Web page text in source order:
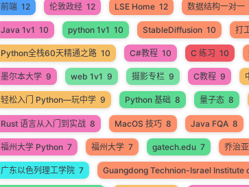
前端 12 伦敦政经 12 LSE Home 12 数据结构一对一
Java 1v1 10 python 1v1 10 StableDiffusion 10 打
Python全栈60天精通之路 10 C#教程 10 C 练习 10
墨尔本大学 9 web 1v1 9 摄影专栏 9 C教程 9
轻松入门 Python—玩中学 9 Python 基础 8 量子态 8
Rust 语言从入门到实战 8 MacOS 技巧 8 Java FQA 8
福州大学 Python 7 福州大学 7 gatech.edu 7 乔治
广东以色列理工学院 7 Guangdong Technion-Israel Institute